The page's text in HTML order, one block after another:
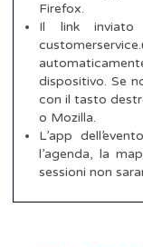
Firefox.
Il link inviato
dispositivo. Se
con il tasto
o Mozilla.
L’app
l’agenda, la
sessioni non